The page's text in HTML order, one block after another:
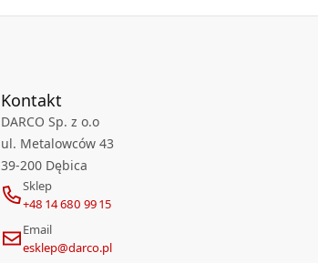
Kontakt
DARCO Sp. z o.o
ul. Metalowców 43
39-200 Dębica
Sklep
+48 14 680 99 15
Email
esklep@darco.pl